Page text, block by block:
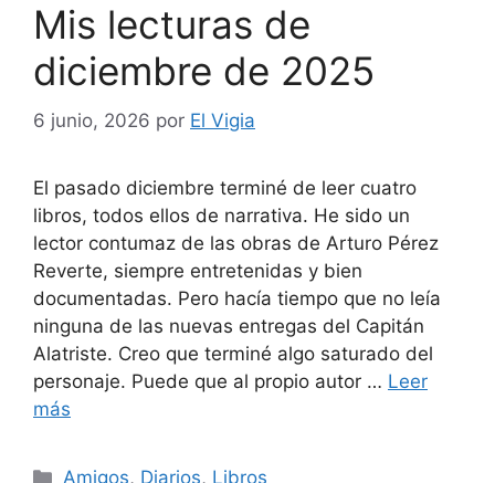
Mis lecturas de
diciembre de 2025
6 junio, 2026 por El Vigia
El pasado diciembre terminé de leer cuatro
libros, todos ellos de narrativa. He sido un
lector contumaz de las obras de Arturo Pérez
Reverte, siempre entretenidas y bien
documentadas. Pero hacía tiempo que no leía
ninguna de las nuevas entregas del Capitán
Alatriste. Creo que terminé algo saturado del
personaje. Puede que al propio autor … Leer
más
Categorías
Amigos, Diarios, Libros